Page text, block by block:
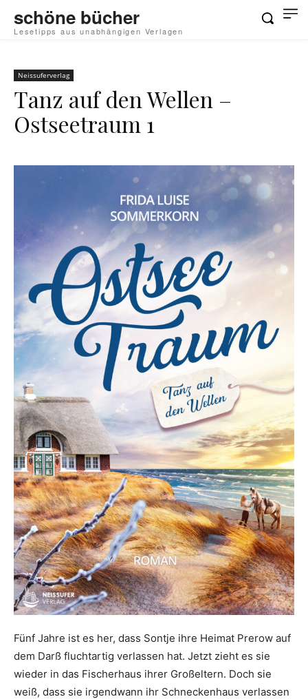
schöne bücher
Lesetipps aus unabhängigen Verlagen
Neissuferverlag
Tanz auf den Wellen –
Ostseetraum 1
Fünf Jahre ist es her, dass Sontje ihre Heimat Prerow auf
dem Darß fluchtartig verlassen hat. Jetzt zieht es sie
wieder in das Fischerhaus ihrer Großeltern. Doch sie
weiß, dass sie irgendwann ihr Schneckenhaus verlassen